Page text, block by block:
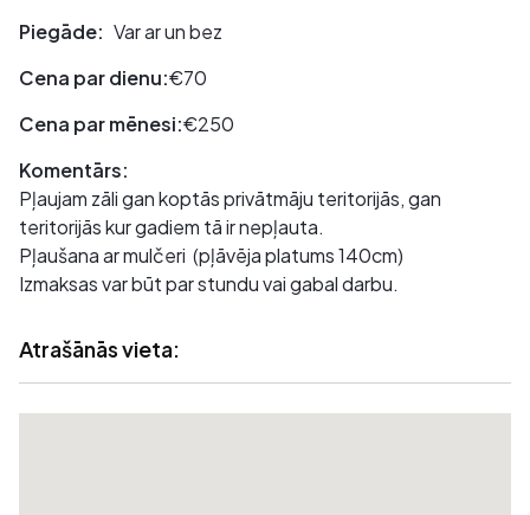
Piegāde: Var ar un bez
Cena par dienu:€70
Cena par mēnesi:€250
Komentārs:
Pļaujam zāli gan koptās privātmāju teritorijās, gan
teritorijās kur gadiem tā ir nepļauta.
Pļaušana ar mulčeri (pļāvēja platums 140cm)
Izmaksas var būt par stundu vai gabal darbu.
Atrašānās vieta: